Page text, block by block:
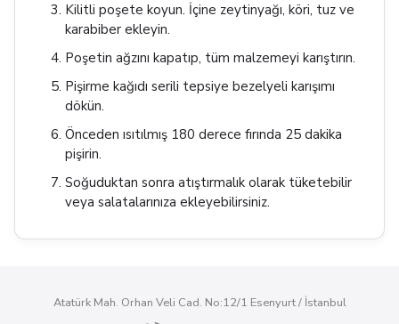
Kilitli poşete koyun. İçine zeytinyağı, köri, tuz ve
karabiber ekleyin.
Poşetin ağzını kapatıp, tüm malzemeyi karıştırın.
Pişirme kağıdı serili tepsiye bezelyeli karışımı
dökün.
Önceden ısıtılmış 180 derece fırında 25 dakika
pişirin.
Soğuduktan sonra atıştırmalık olarak tüketebilir
veya salatalarınıza ekleyebilirsiniz.
Atatürk Mah. Orhan Veli Cad. No:12/1 Esenyurt / İstanbul